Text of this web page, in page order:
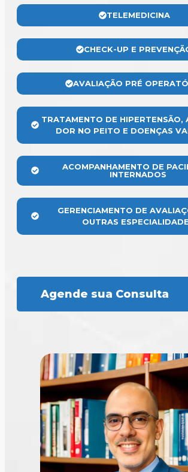
TELEMEDICINA
CHECK-UP E
AVALIAÇÃO PRÉ
TRATAMENTO DE HIPERTENSÃO,
DOR NO PEITO E DOENÇAS
ACOMPANHAMENTO DE
INTERNADOS
GERENCIAMENTO DE
OUTRAS
Agende sua Consulta